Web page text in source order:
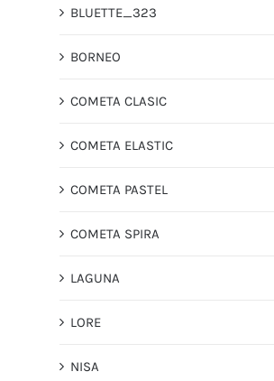
BLUETTE_323
BORNEO
COMETA CLASIC
COMETA ELASTIC
COMETA PASTEL
COMETA SPIRA
LAGUNA
LORE
NISA